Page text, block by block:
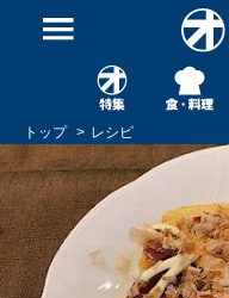
トップ レシピ